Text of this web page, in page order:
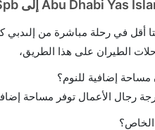
في رحلة مباشرة من إلىدبي
الطيران على هذا الطريق،
إضافية للنوم؟
رجال الأعمال توفر مساحة